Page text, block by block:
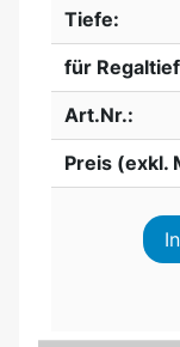
Tiefe:
für
Art.Nr.:
Preis (exkl.